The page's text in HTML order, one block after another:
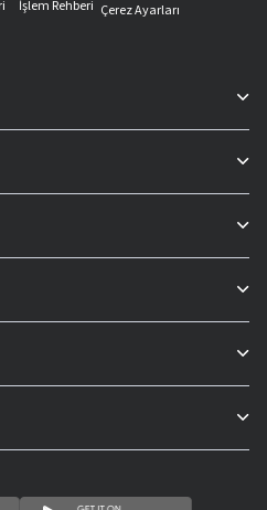
İşlem Rehberi Çerez Ayarları